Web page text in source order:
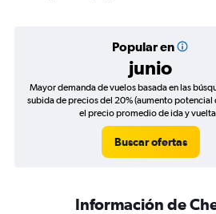
Popular en
junio
Mayor demanda de vuelos basada en las
subida de precios del 20% (aumento
el precio promedio de ida y
Buscar ofertas
Información de